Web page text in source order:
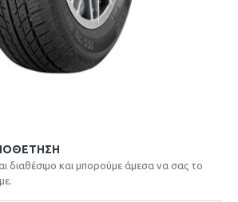
διαθέσιμο και μπορούμε άμεσα να σας το